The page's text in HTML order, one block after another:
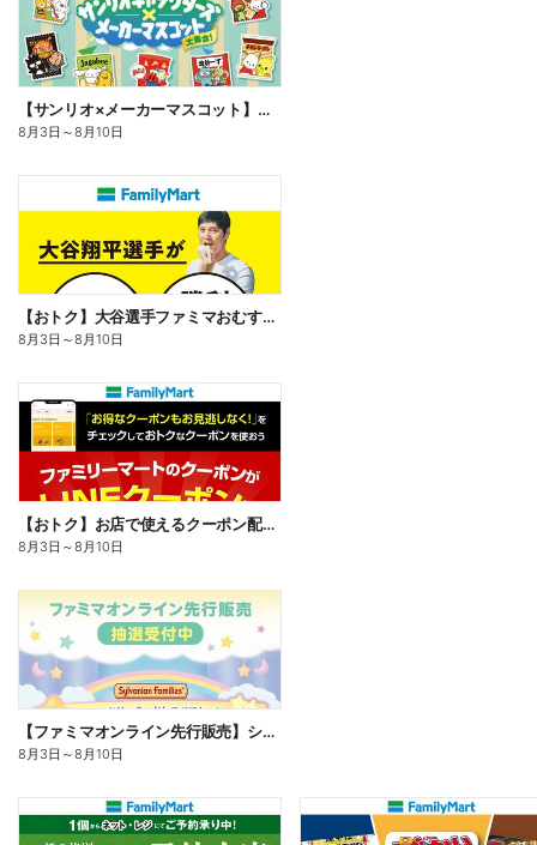
【サンリオ×メーカーマスコット】オリジナルグッズ貰える!
8月3日 ～8月10日
【おトク】大谷選手ファミマおむすび割
8月3日 ～8月10日
【おトク】お店で使えるクーポン配信中
8月3日 ～8月10日
【ファミマオンライン先行販売】シルバニアファミリー
8月3日 ～8月10日